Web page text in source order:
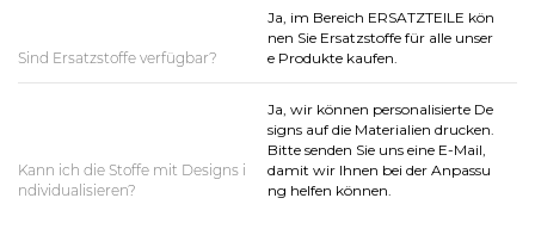
Sind Ersatzstoffe verfügbar?
Ja, im Bereich ERSATZTEILE kön
nen Sie Ersatzstoffe für alle unser
e Produkte kaufen.
Kann ich die Stoffe mit Designs i
ndividualisieren?
Ja, wir können personalisierte De
signs auf die Materialien drucken.
Bitte senden Sie uns eine E-Mail,
damit wir Ihnen bei der Anpassu
ng helfen können.